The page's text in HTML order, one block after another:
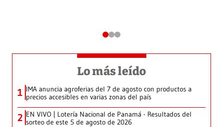
Lo más leído
1 IMA anuncia agroferias del 7 de agosto con productos a
precios accesibles en varias zonas del país
2 EN VIVO | Lotería Nacional de Panamá - Resultados del
sorteo de este 5 de agosto de 2026